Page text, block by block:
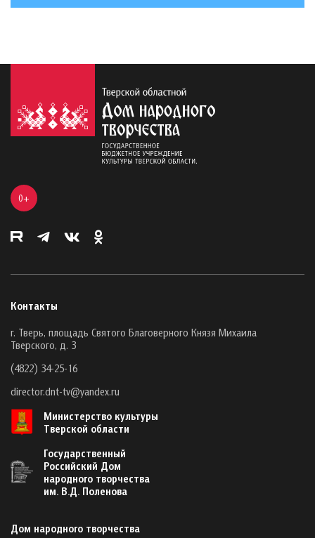
0+
Контакты
г. Тверь, площадь Святого Благоверного Князя Михаила
Тверского, д. 3
(4822) 34-25-16
director.dnt-tv@yandex.ru
Министерство культуры
Тверской области
Государственный
Российский Дом
народного творчества
им. В.Д. Поленова
Дом народного творчества